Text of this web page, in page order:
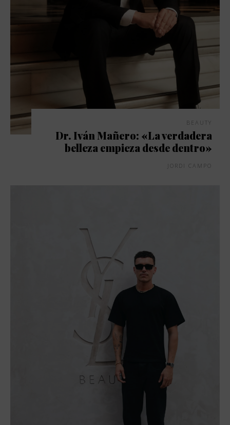
BEAUTY
Dr. Iván Mañero: «La verdadera
belleza empieza desde dentro»
JORDI CAMPO